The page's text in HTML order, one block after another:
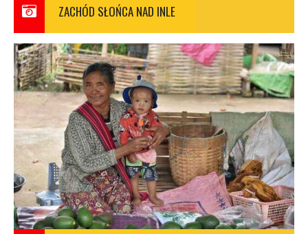
ZACHÓD SŁOŃCA NAD INLE